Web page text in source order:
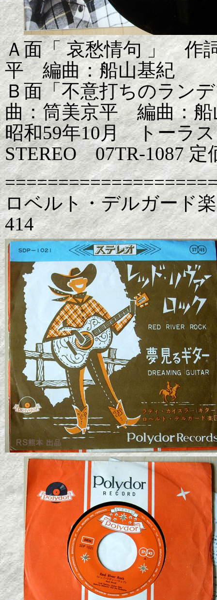
Ａ面「 哀愁情句 」 作
平 編曲：船山基紀
Ｂ面「不意打ちのラン
曲：筒美京平 編曲：船
昭和59年10月 トーラ
STEREO 07TR-1087 定
ロベルト・デルガード
414